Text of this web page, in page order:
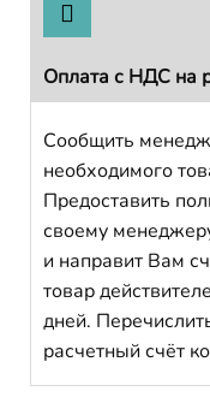
Оплата с НДС на
Сообщить
необходимого
Предоставить
своему
и направит Вам
товар
дней.
расчетный счёт